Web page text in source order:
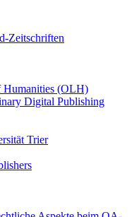
Zeitschriften
Humanities (OLH)
Digital Publishing
Trier